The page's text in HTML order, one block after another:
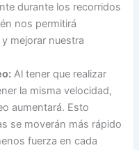
durante los recorridos
nos permitirá
mejorar nuestra
Al tener que realizar
la misma velocidad,
aumentará. Esto
se moverán más rápido
fuerza en cada